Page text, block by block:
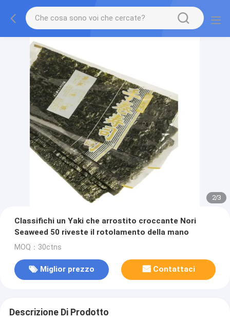
2/3
Classifichi un Yaki che arrostito croccante Nori
Seaweed 50 riveste il rotolamento della mano
MOQ：30ctns
Miglior prezzo Contattaci
Descrizione Di Prodotto